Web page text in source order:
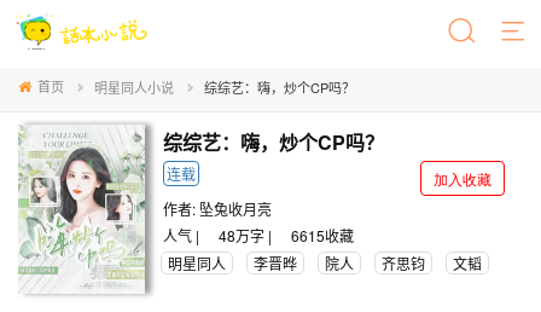
首页 明星同人小说 综综艺：嗨，炒个CP吗？
综综艺：嗨，炒个CP吗？
连载
加入收藏
作者: 坠兔收月亮
人气 |
48万字 | 6615收藏
明星同人
李晋晔 院人 齐思钧 文韬